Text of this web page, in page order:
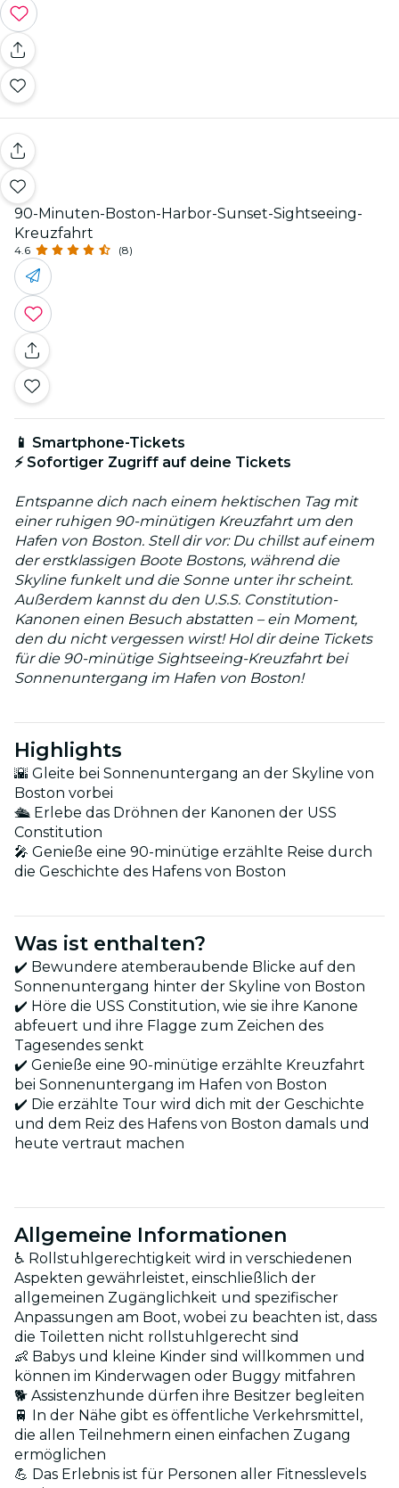
90-Minuten-Boston-Harbor-Sunset-Sightseeing-
Kreuzfahrt
4.6 (8)
📱 Smartphone-Tickets
⚡ Sofortiger Zugriff auf deine Tickets
Entspanne dich nach einem hektischen Tag mit
einer ruhigen 90-minütigen Kreuzfahrt um den
Hafen von Boston. Stell dir vor: Du chillst auf einem
der erstklassigen Boote Bostons, während die
Skyline funkelt und die Sonne unter ihr scheint.
Außerdem kannst du den U.S.S. Constitution-
Kanonen einen Besuch abstatten – ein Moment,
den du nicht vergessen wirst! Hol dir deine Tickets
für die 90-minütige Sightseeing-Kreuzfahrt bei
Sonnenuntergang im Hafen von Boston!
Highlights
🌇 Gleite bei Sonnenuntergang an der Skyline von
Boston vorbei
🛳️ Erlebe das Dröhnen der Kanonen der USS
Constitution
🎤 Genieße eine 90-minütige erzählte Reise durch
die Geschichte des Hafens von Boston
Was ist enthalten?
✔️ Bewundere atemberaubende Blicke auf den
Sonnenuntergang hinter der Skyline von Boston
✔️ Höre die USS Constitution, wie sie ihre Kanone
abfeuert und ihre Flagge zum Zeichen des
Tagesendes senkt
✔️ Genieße eine 90-minütige erzählte Kreuzfahrt
bei Sonnenuntergang im Hafen von Boston
✔️ Die erzählte Tour wird dich mit der Geschichte
und dem Reiz des Hafens von Boston damals und
heute vertraut machen
Allgemeine Informationen
♿ Rollstuhlgerechtigkeit wird in verschiedenen
Aspekten gewährleistet, einschließlich der
allgemeinen Zugänglichkeit und spezifischer
Anpassungen am Boot, wobei zu beachten ist, dass
die Toiletten nicht rollstuhlgerecht sind
👶 Babys und kleine Kinder sind willkommen und
können im Kinderwagen oder Buggy mitfahren
🐕 Assistenzhunde dürfen ihre Besitzer begleiten
🚆 In der Nähe gibt es öffentliche Verkehrsmittel,
die allen Teilnehmern einen einfachen Zugang
ermöglichen
💪 Das Erlebnis ist für Personen aller Fitnesslevels